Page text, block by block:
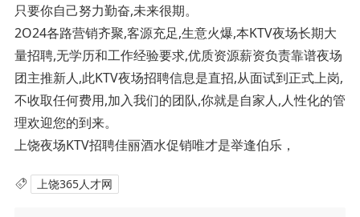
只要你自己努力勤奋,未来很期。
2O24各路营销齐聚,客源充足,生意火爆,本KTV夜场长期大
量招聘,无学历和工作经验要求,优质资源薪资负责靠谱夜场
团主推新人,此KTV夜场招聘信息是直招,从面试到正式上岗,
不收取任何费用,加入我们的团队,你就是自家人,人性化的管
理欢迎您的到来。
上饶夜场KTV招聘佳丽酒水促销唯才是举逢伯乐，
上饶365人才网